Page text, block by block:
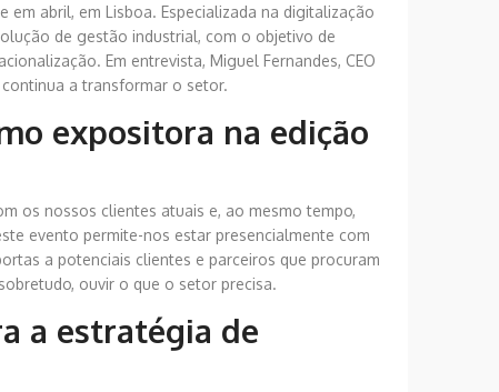
em abril, em Lisboa. Especializada na digitalização
de gestão industrial, com o objetivo de
Em entrevista, Miguel Fernandes, CEO
a transformar o setor.
expositora na edição
os nossos clientes atuais e, ao mesmo tempo,
evento permite-nos estar presencialmente com
a potenciais clientes e parceiros que procuram
ouvir o que o setor precisa.
a estratégia de